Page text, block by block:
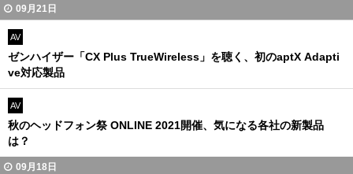
09月21日
AV
ゼンハイザー「CX Plus TrueWireless」を聴く、初のaptX Adapti
ve対応製品
AV
秋のヘッドフォン祭 ONLINE 2021開催、気になる各社の新製品
は？
09月18日